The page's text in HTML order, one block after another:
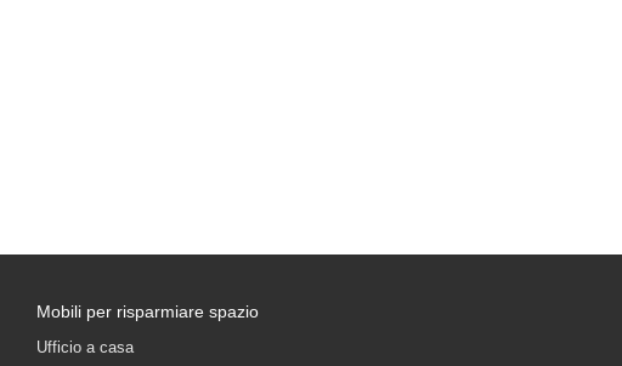
Mobili per risparmiare spazio
Ufficio a casa